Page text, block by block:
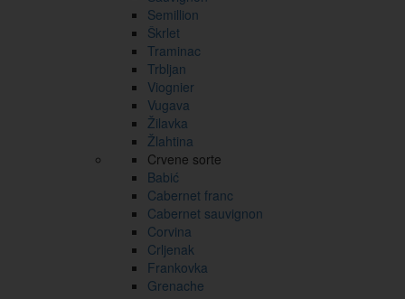
Semillion
Škrlet
Traminac
Trbljan
Viognier
Vugava
Žilavka
Žlahtina
Crvene sorte
Babić
Cabernet franc
Cabernet sauvignon
Corvina
Crljenak
Frankovka
Grenache